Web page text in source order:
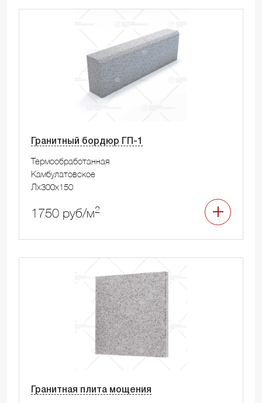
Гранитный бордюр ГП-1
Термообработанная
Камбулатовское
Лx300x150
1750 руб/м2
Гранитная плита мощения